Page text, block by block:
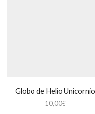
Globo de Helio Unicornio
10,00€